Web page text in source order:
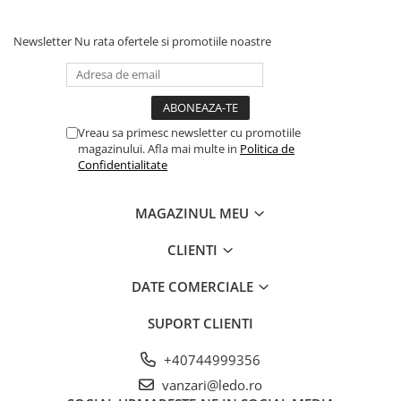
Investește acum în calitate și performanță superioară cu
operațiunile tale vor funcționa fără probleme și cu
Newsletter Nu rata ofertele si promotiile noastre
Vreau sa primesc newsletter cu promotiile
magazinului. Afla mai multe in Politica de
Confidentialitate
MAGAZINUL MEU
CLIENTI
DATE COMERCIALE
SUPORT CLIENTI
+40744999356
vanzari@ledo.ro